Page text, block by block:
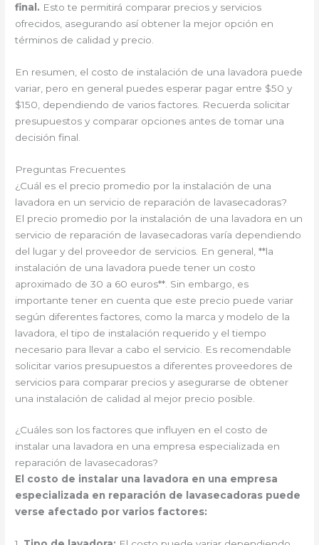
final. Esto te permitirá comparar precios y servicios
ofrecidos, asegurando así obtener la mejor opción en
términos de calidad y precio.
En resumen, el costo de instalación de una lavadora puede
variar, pero en general puedes esperar pagar entre $50 y
$150, dependiendo de varios factores. Recuerda solicitar
presupuestos y comparar opciones antes de tomar una
decisión final.
Preguntas Frecuentes
¿Cuál es el precio promedio por la instalación de una
lavadora en un servicio de reparación de lavasecadoras?
El precio promedio por la instalación de una lavadora en un
servicio de reparación de lavasecadoras varía dependiendo
del lugar y del proveedor de servicios. En general, **la
instalación de una lavadora puede tener un costo
aproximado de 30 a 60 euros**. Sin embargo, es
importante tener en cuenta que este precio puede variar
según diferentes factores, como la marca y modelo de la
lavadora, el tipo de instalación requerido y el tiempo
necesario para llevar a cabo el servicio. Es recomendable
solicitar varios presupuestos a diferentes proveedores de
servicios para comparar precios y asegurarse de obtener
una instalación de calidad al mejor precio posible.
¿Cuáles son los factores que influyen en el costo de
instalar una lavadora en una empresa especializada en
reparación de lavasecadoras?
El costo de instalar una lavadora en una empresa
especializada en reparación de lavasecadoras puede
verse afectado por varios factores: